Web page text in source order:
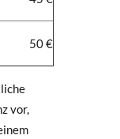
50 €
vor,